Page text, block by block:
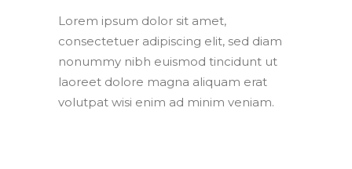
Lorem ipsum dolor sit amet,
consectetuer adipiscing elit, sed diam
nonummy nibh euismod tincidunt ut
laoreet dolore magna aliquam erat
volutpat wisi enim ad minim veniam.